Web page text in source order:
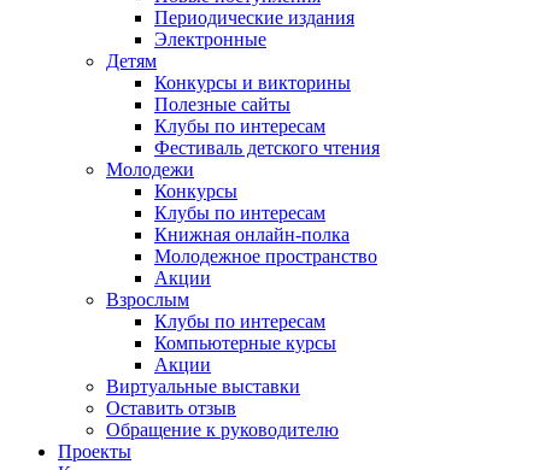
Периодические издания
Электронные
Детям
Конкурсы и викторины
Полезные сайты
Клубы по интересам
Фестиваль детского чтения
Молодежи
Конкурсы
Клубы по интересам
Книжная онлайн-полка
Молодежное пространство
Акции
Взрослым
Клубы по интересам
Компьютерные курсы
Акции
Виртуальные выставки
Оставить отзыв
Обращение к руководителю
Проекты